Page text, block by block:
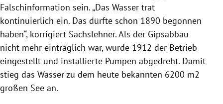
Falschinformation sein. „Das Wasser trat
kontinuierlich ein. Das dürfte schon 1890 begonnen
haben“, korrigiert Sachslehner. Als der Gipsabbau
nicht mehr einträglich war, wurde 1912 der Betrieb
eingestellt und installierte Pumpen abgedreht. Damit
stieg das Wasser zu dem heute bekannten 6200 m2
großen See an.